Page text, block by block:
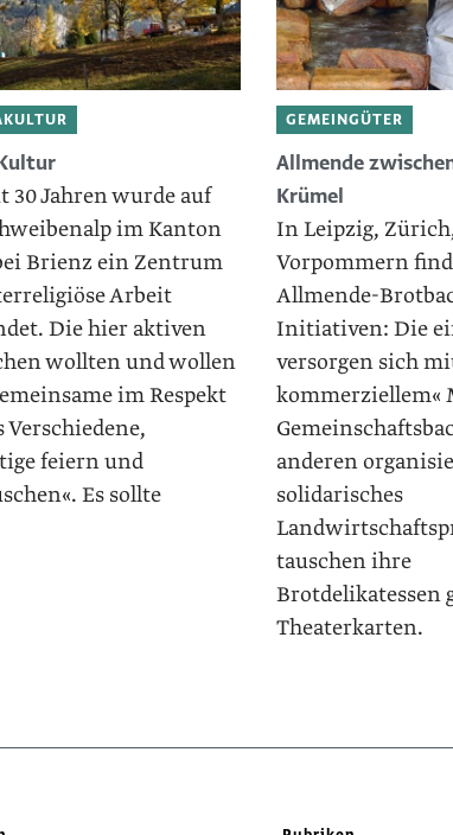
30 Jahren wurde auf
im Kanton
Brienz ein Zentrum
Arbeit
Die hier aktiven
wollten und wollen
im Respekt
Verschiedene,
feiern und
Es sollte
GEMEINGÜTER
Allmende
Krümel
In Leipzig,
Vorpommern
Allmende-
Initiativen: Die
versorgen sich
kommerziellem«
anderen
solidarisches
tauschen ihre
Brotdelikatessen
Theaterkarten.